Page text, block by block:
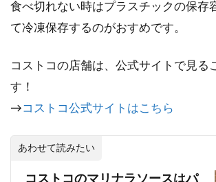
食べ切れない時はプラスチックの保存
て冷凍保存するのがおすめです。
コストコの店舗は、公式サイトで見る
す！
→コストコ公式サイトはこちら
あわせて読みたい